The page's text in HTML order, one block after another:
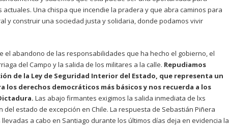
Una chispa que incendie la pradera y que abra caminos para
y construir una sociedad justa y solidaria, donde podamos vivir
el abandono de las responsabilidades que ha hecho el gobierno, el
del Campo y la salida de los militares a la calle. Repudiamos
de la Ley de Seguridad Interior del Estado, que representa un
derechos democráticos más básicos y nos recuerda a los
Las abajo firmantes exigimos la salida inmediata de lxs
del estado de excepción en Chile. La respuesta de Sebastián Piñera
a cabo en Santiago durante los últimos días deja en evidencia la